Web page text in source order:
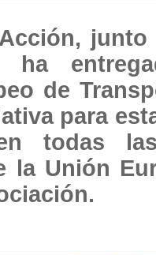
ha
de
para
todas
la Unión